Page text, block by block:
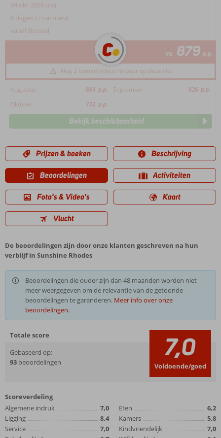
04 okt 2026 (zo)
8 dagen (7 nachten)
vanaf Brussel
va 879 p.p.
Nog 2 kamer(s) beschikbaar op deze site
Augustus 861 p.p. September 826 p.p.
Oktober
722 p.p.
Bekijk beschikbaarheid
Prijzen & boeken Beschrijving
Beoordelingen Activiteiten
Foto's & Video's Kaart
Vlucht
De beoordelingen zijn door onze klanten geschreven na hun
verblijf in Sunshine Rhodes
Beoordelingen die ouder zijn dan 48 maanden worden niet
meer weergegeven om de relevantie van de getoonde
beoordelingen te garanderen. Meer info over onze
beoordelingen.
Totale score
Gebaseerd op:
93 beoordelingen 7,0
Voldoende/goed
Scoreverdeling
Algemene indruk
7,0
Ligging
8,4
Service
7,0
Eten
6,2
Kamers
5,8
Kindvriendelijk
7,0